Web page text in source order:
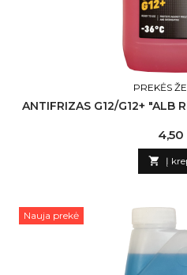
PREKĖS
ANTIFRIZAS G12/G12+ "ALB
 Į
Nauja prekė